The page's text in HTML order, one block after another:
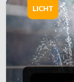
wirken lassen.
LICHT